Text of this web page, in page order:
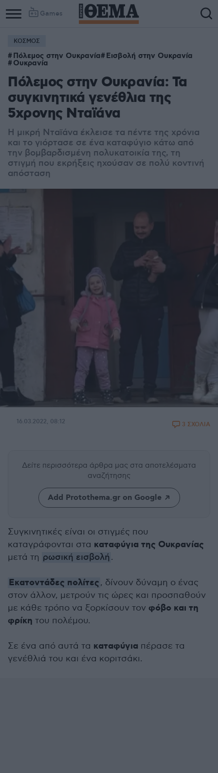
Games
ΚΟΣΜΟΣ
Πόλεμος στην Ουκρανία Εισβολή στην Ουκρανία
Ουκρανία
Πόλεμος στην Ουκρανία: Τα
συγκινητικά γενέθλια της
5χρονης Νταϊάνα
Η μικρή Νταϊάνα έκλεισε τα πέντε της χρόνια
και το γιόρτασε σε ένα καταφύγιο κάτω από
την βομβαρδισμένη πολυκατοικία της, τη
στιγμή που εκρήξεις ηχούσαν σε πολύ κοντινή
απόσταση
16.03.2022, 08:12 3 ΣΧΟΛΙΑ
Δείτε περισσότερα άρθρα μας στα αποτελέσματα
αναζήτησης
Add Protothema.gr on Google
Συγκινητικές είναι οι στιγμές που
καταγράφονται στα καταφύγια της Ουκρανίας
μετά τη ρωσική εισβολή.
Εκατοντάδες πολίτες, δίνουν δύναμη ο ένας
στον άλλον, μετρούν τις ώρες και προσπαθούν
με κάθε τρόπο να ξορκίσουν τον φόβο και τη
φρίκη του πολέμου.
Σε ένα από αυτά τα καταφύγια πέρασε τα
γενέθλιά του και ένα κοριτσάκι.